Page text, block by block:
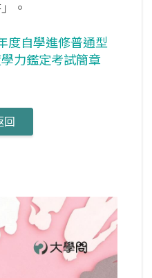
。
度自學進修普通型
力鑑定考試簡章
回